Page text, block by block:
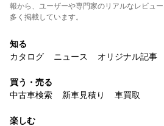
報から、ユーザーや専門家のリアルなレビュ
多く掲載しています。
知る
カタログ
ニュース オリジナル記事
買う・売る
中古車検索
新車見積り 車買取
楽しむ